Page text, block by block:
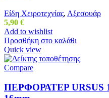
Είδη Χειροτεχνίας, Αξεσουάρ
5,90 €
Add to wishlist
Προσθήκη στο καλάθι
Quick view
Compare
ΠΕΡΦΟΡΑΤΕΡ URSUS